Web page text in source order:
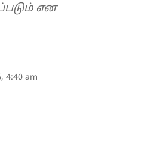
என
4:40 am